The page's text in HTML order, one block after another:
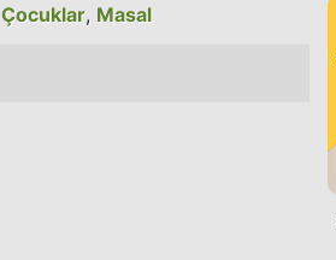
Çocuklar, Masal